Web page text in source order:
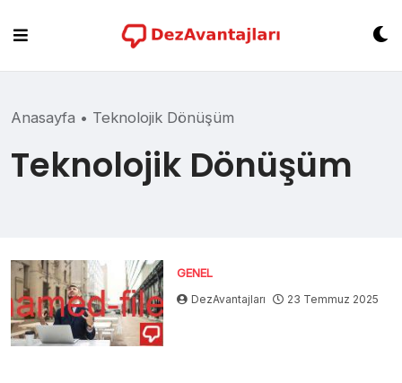
content
Anasayfa • Teknolojik Dönüşüm
Teknolojik Dönüşüm
GENEL
DezAvantajları 23 Temmuz 2025